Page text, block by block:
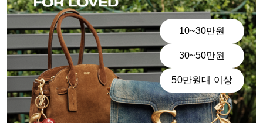
10~30만원
30~50만원
50만원대 이상